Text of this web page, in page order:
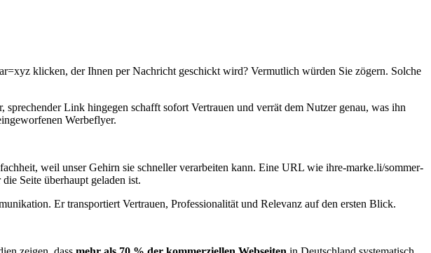
klicken, der Ihnen per Nachricht geschickt wird? Vermutlich würden Sie zögern. Solche
Link hingegen schafft sofort Vertrauen und verrät dem Nutzer genau, was ihn
Werbeflyer.
weil unser Gehirn sie schneller verarbeiten kann. Eine URL wie ihre-marke.li/sommer-
Seite überhaupt geladen ist.
Er transportiert Vertrauen, Professionalität und Relevanz auf den ersten Blick.